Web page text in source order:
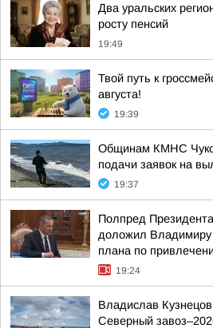
Два уральских
росту пенсий
19:49
Твой путь к
августа!
19:39
Общинам КМНС
подачи заявок на
19:37
Полпред
доложил Владимиру
плана по
19:24
Владислав
Северный